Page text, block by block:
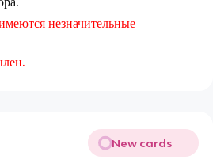
незначительные
New cards